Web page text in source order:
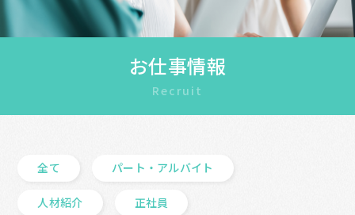
お仕事情報
Recruit
全て パート・アルバイト
人材紹介
正社員